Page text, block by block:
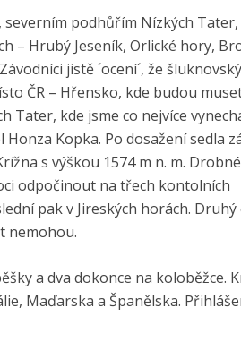
severním podhůřím Nízkých
– Hrubý Jeseník, Orlické hory,
jistě ´ocení´, že
ČR – Hřensko, kde budou
kde jsme co nejvíce
Kopka. Po dosažení sedla
s výškou 1574 m n. m.
odpočinout na třech kontolních
pak v Jireských horách.
nemohou.
a dva dokonce na koloběžce.
Maďarska a Španělska.